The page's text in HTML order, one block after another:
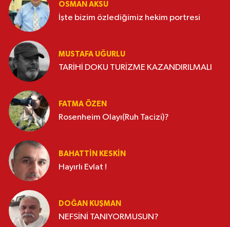
OSMAN AKSU
İşte bizim özlediğimiz hekim portresi
MUSTAFA UĞURLU
TARİHİ DOKU TURİZME KAZANDIRILMALI
FATMA ÖZEN
Rosenheim Olayı(Ruh Tacizi)?
BAHATTIN KESKİN
Hayırlı Evlat !
DOĞAN KUŞMAN
NEFSİNİ TANIYORMUSUN?